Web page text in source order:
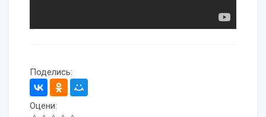
Поделись:
Оцени: